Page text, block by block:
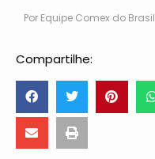
Por Equipe Comex do Brasil
Compartilhe: